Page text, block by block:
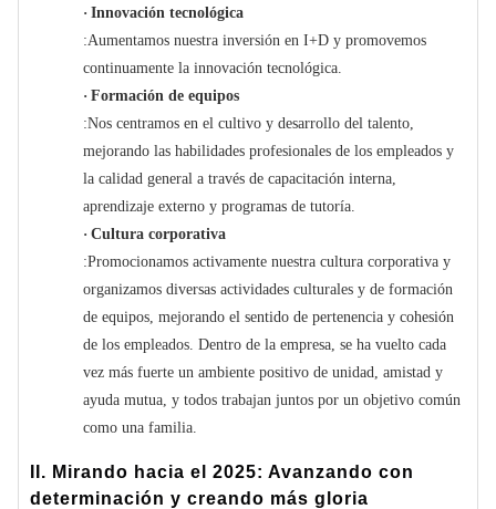
· Innovación tecnológica
:Aumentamos nuestra inversión en I+D y promovemos
continuamente la innovación tecnológica.
· Formación de equipos
:Nos centramos en el cultivo y desarrollo del talento,
mejorando las habilidades profesionales de los empleados y
la calidad general a través de capacitación interna,
aprendizaje externo y programas de tutoría.
· Cultura corporativa
:Promocionamos activamente nuestra cultura corporativa y
organizamos diversas actividades culturales y de formación
de equipos, mejorando el sentido de pertenencia y cohesión
de los empleados. Dentro de la empresa, se ha vuelto cada
vez más fuerte un ambiente positivo de unidad, amistad y
ayuda mutua, y todos trabajan juntos por un objetivo común
como una familia.
II. Mirando hacia el 2025: Avanzando con
determinación y creando más gloria